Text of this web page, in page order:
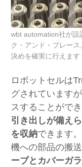
ロボットセルは
グされています
スすることができ
引き出しが備え
を収納できます
機への部品の搬
ーブとカバーガ
wbt automation社が設
ク・アンド・プレー
決めを確実に行えま